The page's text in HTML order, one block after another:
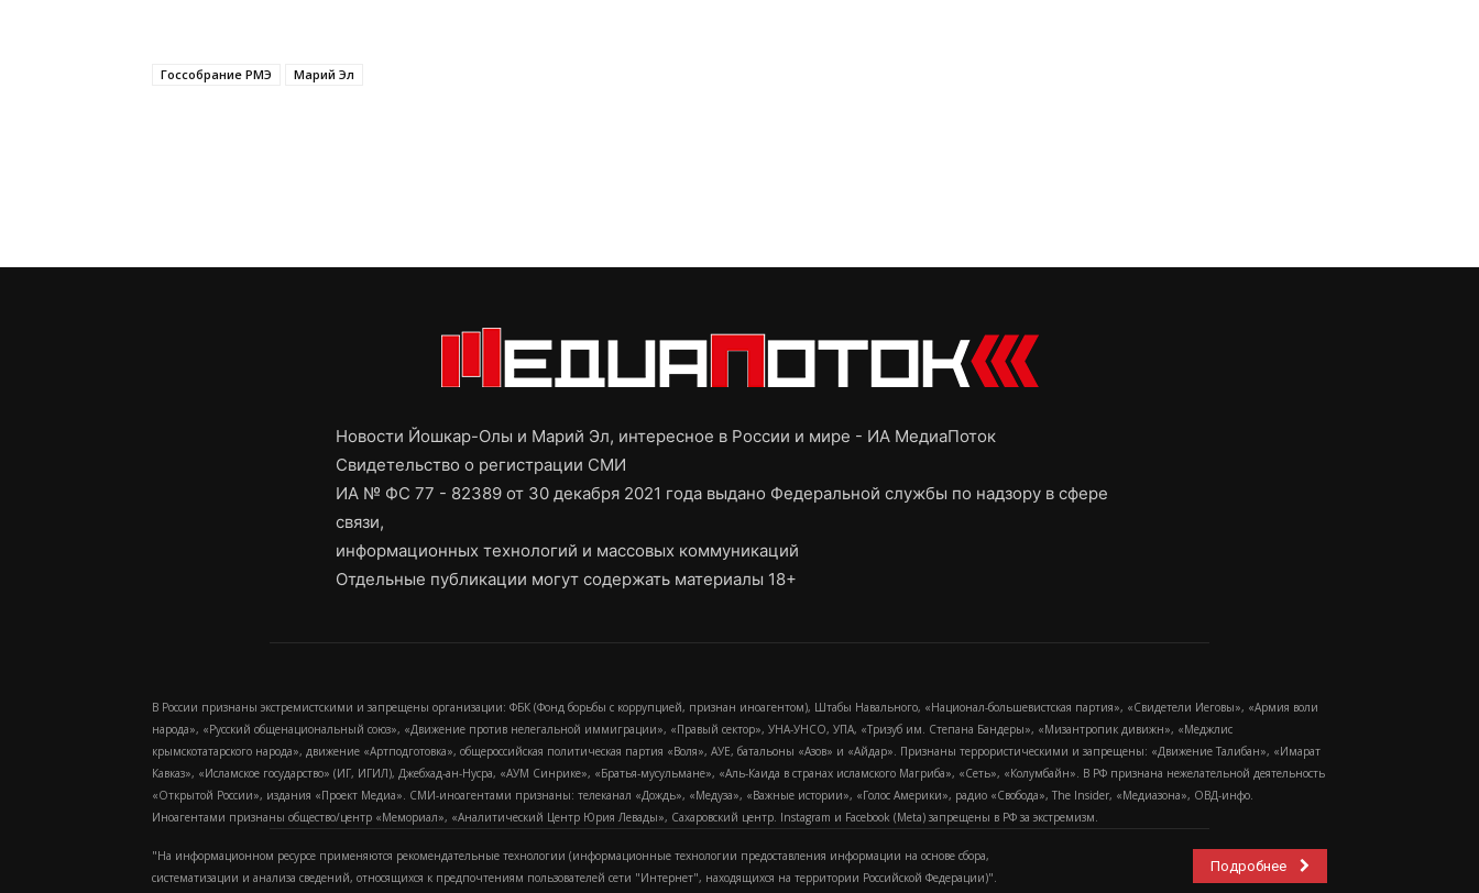
Госсобрание РМЭ Марий Эл
Новости Йошкар-Олы и Марий Эл, интересное в России и мире - ИА МедиаПоток
Свидетельство о регистрации СМИ
ИА № ФС 77 - 82389 от 30 декабря 2021 года выдано Федеральной службы по надзору в сфере
связи,
информационных технологий и массовых коммуникаций
Отдельные публикации могут содержать материалы 18+
В России признаны экстремистскими и запрещены организации: ФБК (Фонд борьбы с коррупцией, признан иноагентом), Штабы Навального, «Национал-большевистская партия», «Свидетели Иеговы», «Армия воли
народа», «Русский общенациональный союз», «Движение против нелегальной иммиграции», «Правый сектор», УНА-УНСО, УПА, «Тризуб им. Степана Бандеры», «Мизантропик дивижн», «Меджлис
крымскотатарского народа», движение «Артподготовка», общероссийская политическая партия «Воля», АУЕ, батальоны «Азов» и «Айдар». Признаны террористическими и запрещены: «Движение Талибан», «Имарат
Кавказ», «Исламское государство» (ИГ, ИГИЛ), Джебхад-ан-Нусра, «АУМ Синрике», «Братья-мусульмане», «Аль-Каида в странах исламского Магриба», «Сеть», «Колумбайн». В РФ признана нежелательной деятельность
«Открытой России», издания «Проект Медиа». СМИ-иноагентами признаны: телеканал «Дождь», «Медуза», «Важные истории», «Голос Америки», радио «Свобода», The Insider, «Медиазона», ОВД-инфо.
Иноагентами признаны общество/центр «Мемориал», «Аналитический Центр Юрия Левады», Сахаровский центр. Instagram и Facebook (Metа) запрещены в РФ за экстремизм.
"На информационном ресурсе применяются рекомендательные технологии (информационные технологии предоставления информации на основе сбора,
систематизации и анализа сведений, относящихся к предпочтениям пользователей сети "Интернет", находящихся на территории Российской Федерации)".
Подробнее